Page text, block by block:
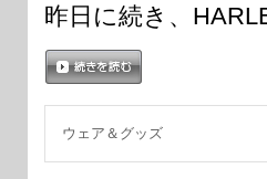
昨日に続き、
ウェア＆グッズ